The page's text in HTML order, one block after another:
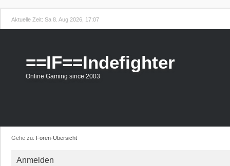
Aktuelle Zeit: Sa 8. Aug 2026, 17:07
==IF==Indefighter
Online Gaming since 2003
Gehe zu: Foren-Übersicht
Anmelden